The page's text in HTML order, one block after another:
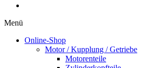
Menü
Online-Shop
Motor / Kupplung / Getriebe
Motorenteile